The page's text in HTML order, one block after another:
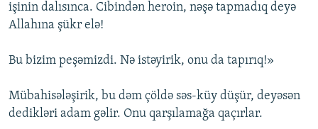
işinin dalısınca. Cibindən heroin, nəşə tapmadıq deyə
Allahına şükr elə!
Bu bizim peşəmizdi. Nə istəyirik, onu da tapırıq!»
Mübahisələşirik, bu dəm çöldə səs-küy düşür, deyəsən
dedikləri adam gəlir. Onu qarşılamağa qaçırlar.